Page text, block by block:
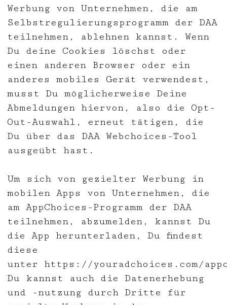
Werbung von Unternehmen, die am
Selbstregulierungsprogramm der DAA
teilnehmen, ablehnen kannst. Wenn
Du deine Cookies löschst oder
einen anderen Browser oder ein
anderes mobiles Gerät verwendest,
musst Du möglicherweise Deine
Abmeldungen hiervon, also die Opt-
Out-Auswahl, erneut tätigen, die
Du über das DAA Webchoices-Tool
ausgeübt hast.
Um sich von gezielter Werbung in
mobilen Apps von Unternehmen, die
am AppChoices-Programm der DAA
teilnehmen, abzumelden, kannst Du
die App herunterladen, Du findest
diese
unter https://youradchoices.com/
Du kannst auch die Datenerhebung
und -nutzung durch Dritte für